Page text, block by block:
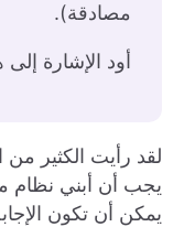
مصادقة).
أود الإشارة
لقد رأيت الكثير
يجب أن أبني نظام
يمكن أن تكون